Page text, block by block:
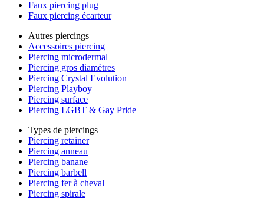
Faux piercing plug
Faux piercing écarteur
Autres piercings
Accessoires piercing
Piercing microdermal
Piercing gros diamètres
Piercing Crystal Evolution
Piercing Playboy
Piercing surface
Piercing LGBT & Gay Pride
Types de piercings
Piercing retainer
Piercing anneau
Piercing banane
Piercing barbell
Piercing fer à cheval
Piercing spirale